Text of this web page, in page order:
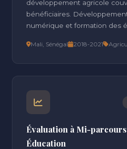
développement agricole
bénéficiaires.
numérique et formation des
Mali, Sénégal 2018-2021
Évaluation à Mi-
Éducation